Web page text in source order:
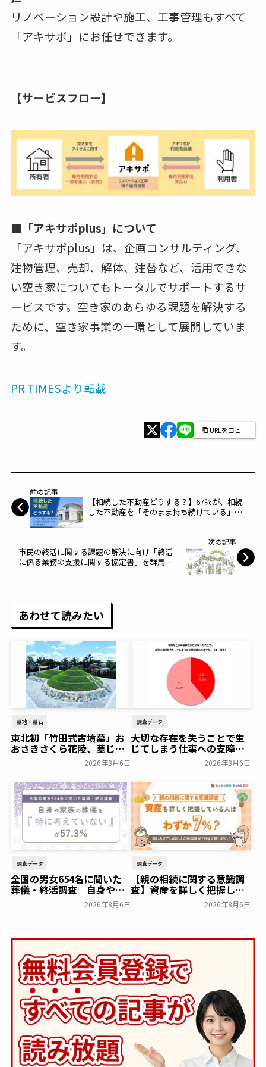
リノベーション設計や施工、工事管理もすべて
「アキサポ」にお任せできます。
【サービスフロー】
■「アキサポplus」について
「アキサポplus」は、企画コンサルティング、
建物管理、売却、解体、建替など、活用できな
い空き家についてもトータルでサポートするサ
ービスです。空き家のあらゆる課題を解決する
ために、空き家事業の一環として展開していま
す。
PR TIMESより転載
URLをコピー
前の記事
【相続した不動産どうする？】67％が、相続
した不動産を「そのまま持ち続けている」そ
次の記事
市民の終活に関する課題の解決に向け「終活
に係る業務の支援に関する協定書」を群馬県
あわせて読みたい
墓地・墓石
東北初「竹田式古墳墓」お
おさきさくら花陵、墓じま
いのご負担を軽減する「墓
じまいアシストプラン」を
開始 ─ 合同永久埋葬（合祀
墓）への改葬がお二人目以
降100,000円（税込）に
【株式会社前方後円墳】～
前方後円墳～ 一般公開
2026年8月6日
調査データ
大切な存在を失うことで生
じてしまう仕事への支障
「経験がある」38.8％～ビ
ースタイルグループ～
一般公開
2026年8月6日
調査データ
全国の男女654名に聞いた
葬儀・終活調査 自身や家
族の葬儀について「特に考
えていない」が57.3％～
2026年8月6日
調査データ
【親の相続に関する意識調
査】資産を詳しく把握して
いる人はわずか7％？具体的
に話せていない人の約半数
節約。」が親の相続につい
て400名を対象に意識調査
を実施～Sasuke Financial
Lab～ 一般公開
2026年8月6日